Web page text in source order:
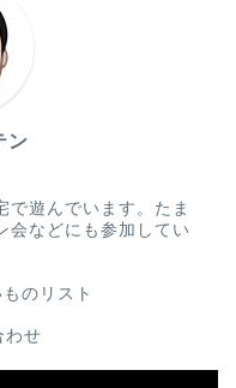
ン
で遊んでいます。たま
会などにも参加してい
のリスト
わせ